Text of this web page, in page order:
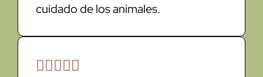
cuidado de los animales.
